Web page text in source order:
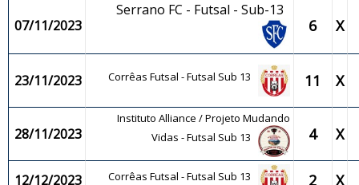
07/11/2023
Serrano FC - Futsal - Sub-13
6 X
23/11/2023 Corrêas Futsal - Futsal Sub 13 11 X
28/11/2023
Instituto Alliance / Projeto Mudando
Vidas - Futsal Sub 13
4 X
12/12/2023 Corrêas Futsal - Futsal Sub 13 2 X